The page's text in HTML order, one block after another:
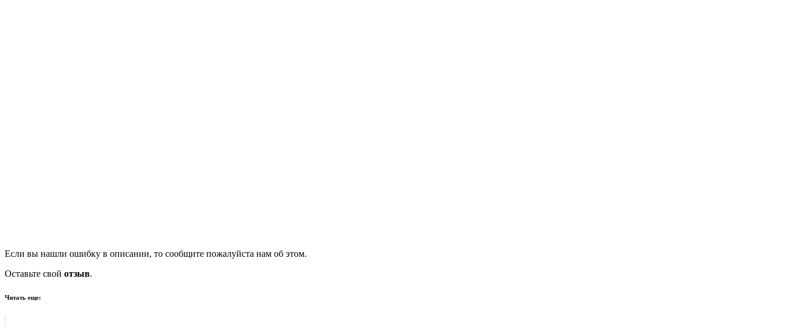
Если вы нашли ошибку в описании, то сообщите пожалуйста нам об этом.
Оставьте свой отзыв.
Читать еще: